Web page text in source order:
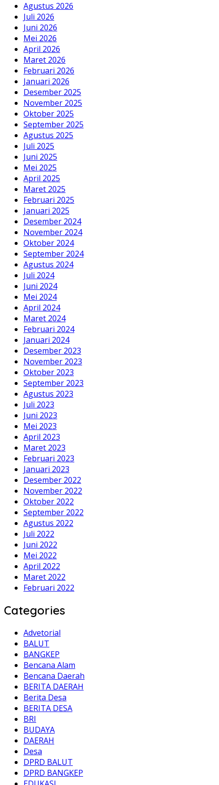
Agustus 2026
Juli 2026
Juni 2026
Mei 2026
April 2026
Maret 2026
Februari 2026
Januari 2026
Desember 2025
November 2025
Oktober 2025
September 2025
Agustus 2025
Juli 2025
Juni 2025
Mei 2025
April 2025
Maret 2025
Februari 2025
Januari 2025
Desember 2024
November 2024
Oktober 2024
September 2024
Agustus 2024
Juli 2024
Juni 2024
Mei 2024
April 2024
Maret 2024
Februari 2024
Januari 2024
Desember 2023
November 2023
Oktober 2023
September 2023
Agustus 2023
Juli 2023
Juni 2023
Mei 2023
April 2023
Maret 2023
Februari 2023
Januari 2023
Desember 2022
November 2022
Oktober 2022
September 2022
Agustus 2022
Juli 2022
Juni 2022
Mei 2022
April 2022
Maret 2022
Februari 2022
Categories
Advetorial
BALUT
BANGKEP
Bencana Alam
Bencana Daerah
BERITA DAERAH
Berita Desa
BERITA DESA
BRI
BUDAYA
DAERAH
Desa
DPRD BALUT
DPRD BANGKEP